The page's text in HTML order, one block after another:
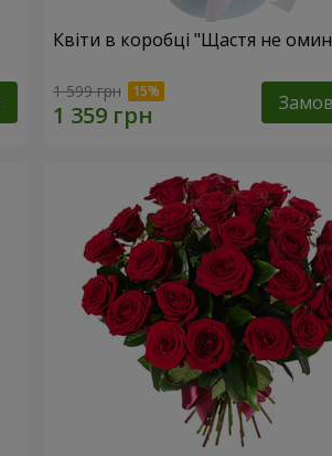
Квіти в коробці "Щастя не
1 599 грн